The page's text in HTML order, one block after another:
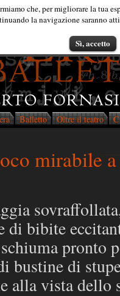
che, per migliorare la tua
la navigazione saranno
Sì, accetto
Balletto Oltre il teatro
mirabile
di bibite
pronto
bustine di
alla vista dello